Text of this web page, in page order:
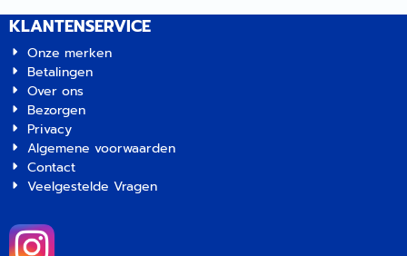
KLANTENSERVICE
Onze merken
Betalingen
Over ons
Bezorgen
Privacy
Algemene voorwaarden
Contact
Veelgestelde Vragen